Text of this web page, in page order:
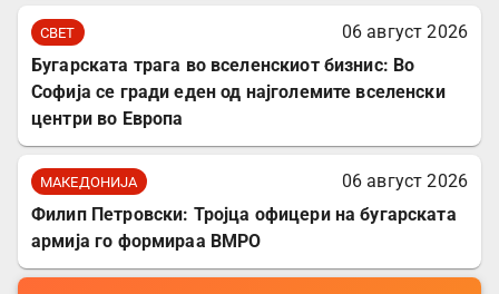
СВЕТ
06 август 2026
Бугарската трага во вселенскиот бизнис: Во
Софија се гради еден од најголемите вселенски
центри во Европа
МАКЕДОНИЈА
06 август 2026
Филип Петровски: Тројца офицери на бугарската
армија го формираа ВМРО